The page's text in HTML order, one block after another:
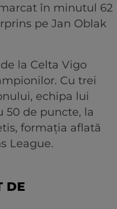
în minutul 62
pe Jan Oblak
la Celta Vigo
Cu trei
echipa lui
50 de puncte, la
formația aflată
League.
DE